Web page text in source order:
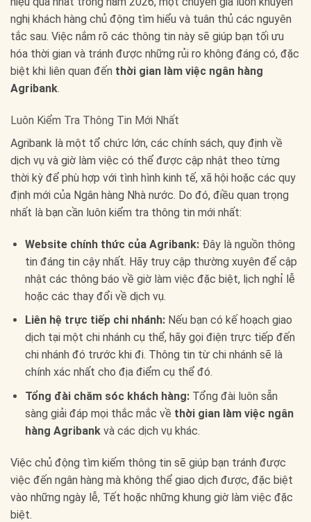
nghị khách hàng chủ động tìm hiểu và tuân thủ các nguyên
tắc sau. Việc nắm rõ các thông tin này sẽ giúp bạn tối ưu
hóa thời gian và tránh được những rủi ro không đáng có, đặc
biệt khi liên quan đến thời gian làm việc ngân hàng
Agribank.
Luôn Kiểm Tra Thông Tin Mới Nhất
Agribank là một tổ chức lớn, các chính sách, quy định về
dịch vụ và giờ làm việc có thể được cập nhật theo từng
thời kỳ để phù hợp với tình hình kinh tế, xã hội hoặc các quy
định mới của Ngân hàng Nhà nước. Do đó, điều quan trọng
nhất là bạn cần luôn kiểm tra thông tin mới nhất:
Website chính thức của Agribank:Đây là nguồn thông
tin đáng tin cậy nhất. Hãy truy cập thường xuyên để cập
nhật các thông báo về giờ làm việc đặc biệt, lịch nghỉ lễ
hoặc các thay đổi về dịch vụ.
Liên hệ trực tiếp chi nhánh:Nếu bạn có kế hoạch giao
dịch tại một chi nhánh cụ thể, hãy gọi điện trực tiếp đến
chi nhánh đó trước khi đi. Thông tin từ chi nhánh sẽ là
chính xác nhất cho địa điểm cụ thể đó.
Tổng đài chăm sóc khách hàng:Tổng đài luôn sẵn
sàng giải đáp mọi thắc mắc về thời gian làm việc ngân
hàng Agribankvà các dịch vụ khác.
Việc chủ động tìm kiếm thông tin sẽ giúp bạn tránh được
việc đến ngân hàng mà không thể giao dịch được, đặc biệt
vào những ngày lễ, Tết hoặc những khung giờ làm việc đặc
biệt.